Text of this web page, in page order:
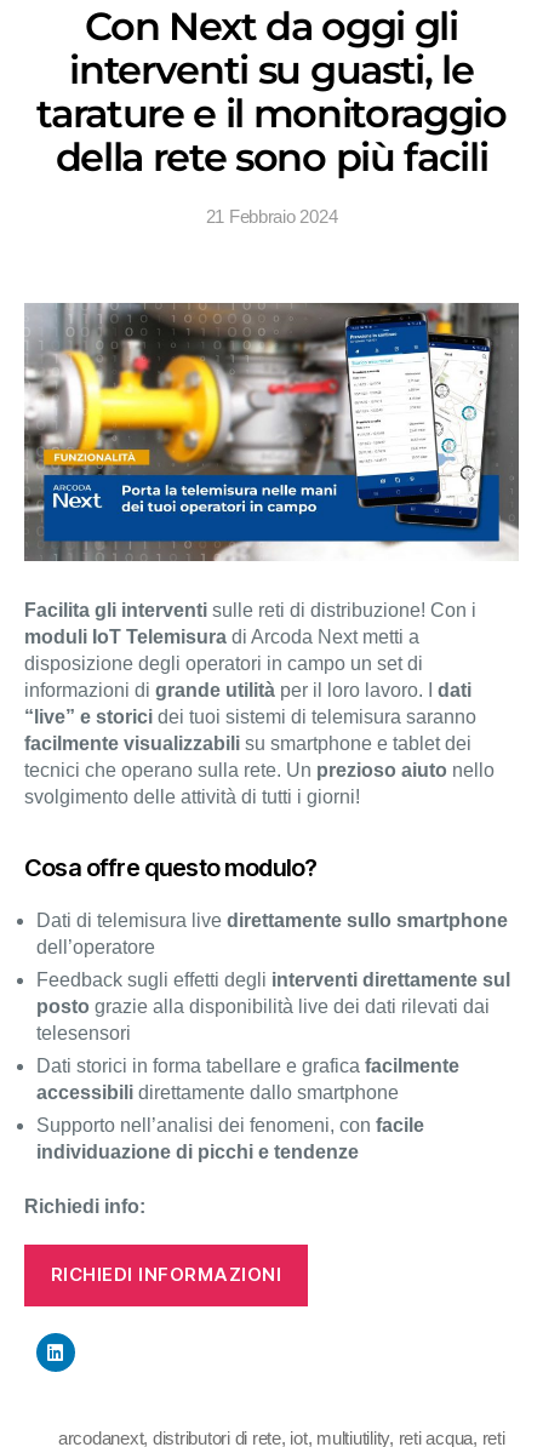
Con Next da oggi gli
interventi su guasti, le
tarature e il monitoraggio
della rete sono più facili
21 Febbraio 2024
Facilita gli interventi sulle reti di distribuzione! Con i
moduli IoT Telemisura di Arcoda Next metti a
disposizione degli operatori in campo un set di
informazioni di grande utilità per il loro lavoro. I dati
“live” e storici dei tuoi sistemi di telemisura saranno
facilmente visualizzabili su smartphone e tablet dei
tecnici che operano sulla rete. Un prezioso aiuto nello
svolgimento delle attività di tutti i giorni!
Cosa offre questo modulo?
Dati di telemisura live direttamente sullo smartphone
dell’operatore
Feedback sugli effetti degli interventi direttamente sul
posto grazie alla disponibilità live dei dati rilevati dai
telesensori
Dati storici in forma tabellare e grafica facilmente
accessibili direttamente dallo smartphone
Supporto nell’analisi dei fenomeni, con facile
individuazione di picchi e tendenze
Richiedi info:
RICHIEDI INFORMAZIONI
arcodanext, distributori di rete, iot, multiutility, reti acqua, reti